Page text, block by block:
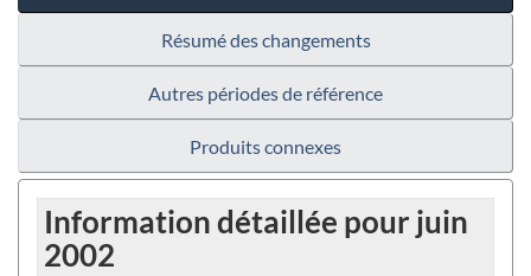
Résumé des changements
Autres périodes de référence
Produits connexes
Information détaillée pour juin
2002